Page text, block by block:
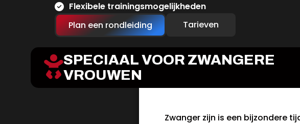
Flexibele trainingsmogelijkheden
Plan een rondleiding
Tarieven
SPECIAAL VOOR ZWANGERE
VROUWEN
Zwanger zijn is een bijzondere